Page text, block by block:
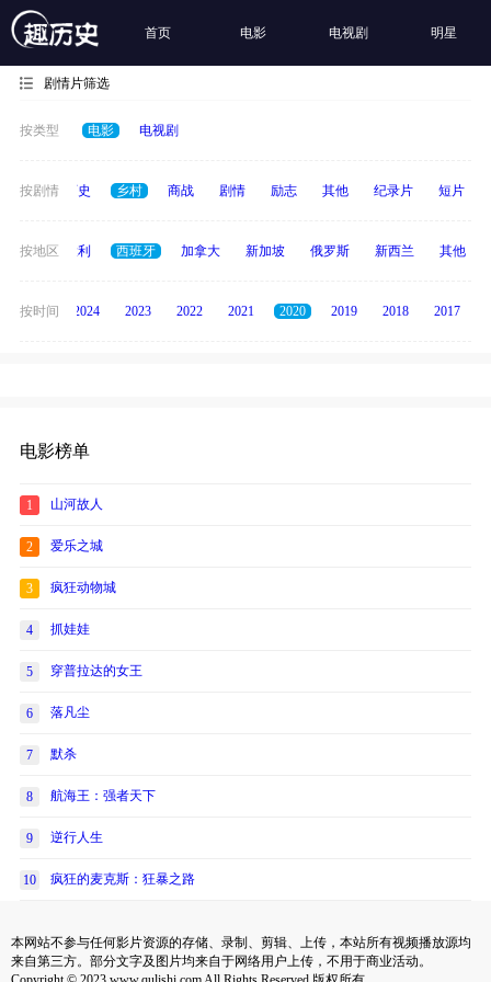
首页 电影 电视剧 明星
剧情片筛选
按类型 电影 电视剧
按剧情
奇幻 历史 乡村 商战 剧情 励志 其他 纪录片 短片
按地区
印度 意大利 西班牙 加拿大 新加坡 俄罗斯 新西兰 其他
按时间
2025 2024 2023 2022 2021 2020 2019 2018 2017
电影榜单
1 山河故人
2 爱乐之城
3 疯狂动物城
4 抓娃娃
5 穿普拉达的女王
6 落凡尘
7 默杀
8 航海王：强者天下
9 逆行人生
10 疯狂的麦克斯：狂暴之路
本网站不参与任何影片资源的存储、录制、剪辑、上传，本站所有视频播放源均
来自第三方。部分文字及图片均来自于网络用户上传，不用于商业活动。